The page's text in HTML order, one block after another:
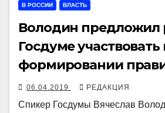
В РОССИИ ВЛАСТЬ
Володин предложил
Госдуме участвовать
формировании
06.04.2019 РЕДАКЦИЯ
Спикер Госдумы Вячеслав